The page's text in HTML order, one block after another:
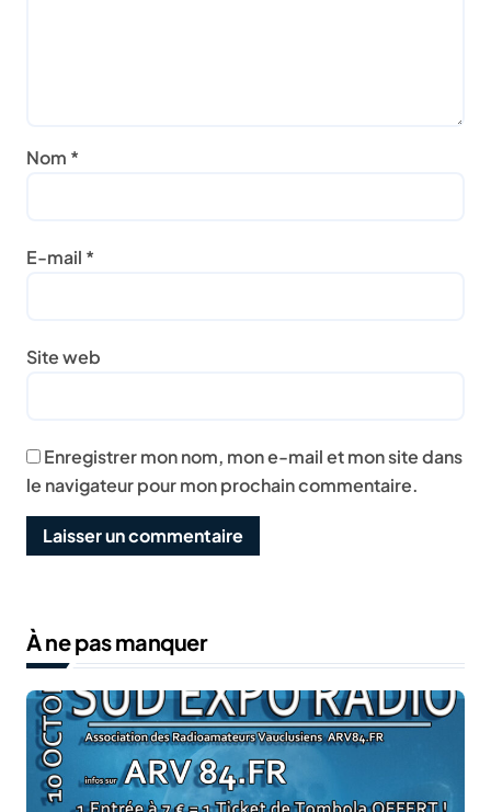
Nom *
E-mail *
Site web
Enregistrer mon nom, mon e-mail et mon site dans
le navigateur pour mon prochain commentaire.
À ne pas manquer